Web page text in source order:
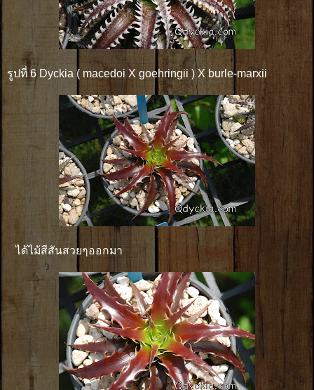
รูปที่ 6 Dyckia ( macedoi X goehringii ) X burle-marxii
ได้ไม้สีสันสวยๆออกมา